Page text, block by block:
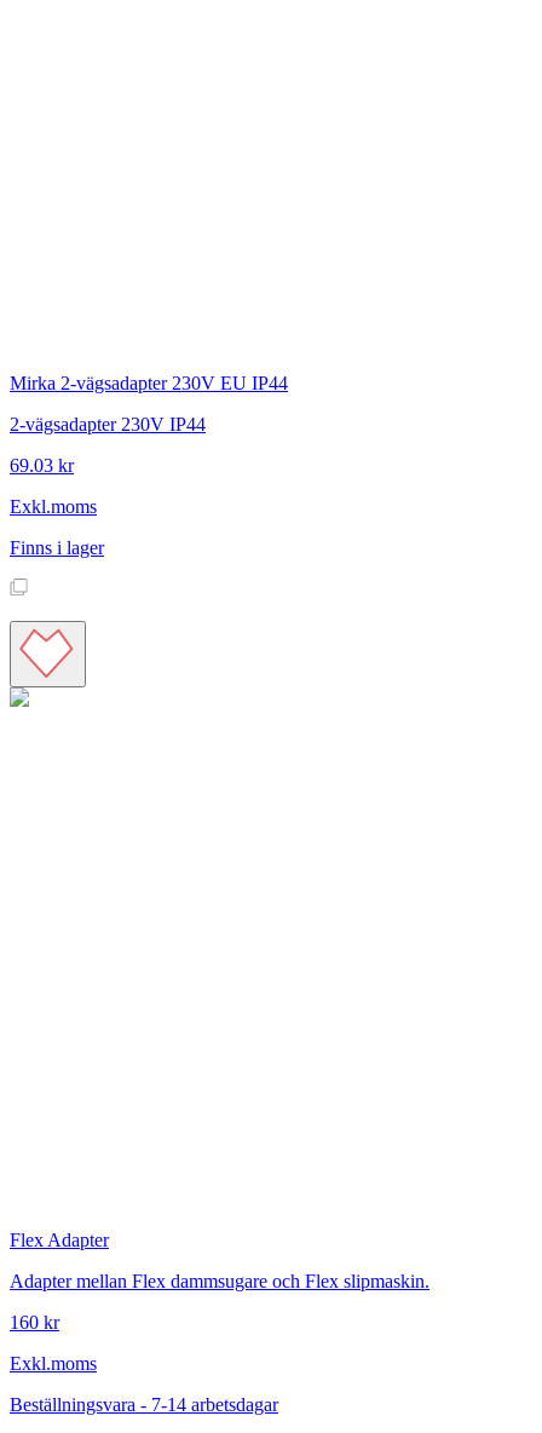
Mirka 2-vägsadapter 230V EU IP44
2-vägsadapter 230V IP44
69.03 kr
Exkl.moms
Finns i lager
Flex Adapter
Adapter mellan Flex dammsugare och Flex slipmaskin.
160 kr
Exkl.moms
Beställningsvara - 7-14 arbetsdagar